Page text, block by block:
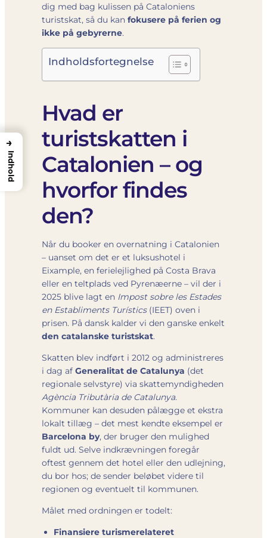
dig med bag kulissen på Cataloniens
turistskat, så du kan fokusere på ferien og
ikke på gebyrerne.
Indholdsfortegnelse
Hvad er
turistskatten i
Catalonien – og
hvorfor findes
den?
Når du booker en overnatning i Catalonien
– uanset om det er et luksushotel i
Eixample, en ferielejlighed på Costa Brava
eller en teltplads ved Pyrenæerne – vil der i
2025 blive lagt en Impost sobre les Estades
en Establiments Turístics(IEET) oven i
prisen. På dansk kalder vi den ganske enkelt
den catalanske turistskat.
Skatten blev indført i 2012 og administreres
i dag af Generalitat de Catalunya (det
regionale selvstyre) via skatte­myndigheden
Agència Tributària de Catalunya.
Kommuner kan desuden pålægge et ekstra
lokalt tillæg – det mest kendte eksempel er
Barcelona by, der bruger den mulighed
fuldt ud. Selve ind­krævningen foregår
oftest gennem det hotel eller den udlejning,
du bor hos; de sender beløbet videre til
regionen og eventuelt til kommunen.
Målet med ordningen er todelt:
Finansiere turisme­relateret
→
Indhold